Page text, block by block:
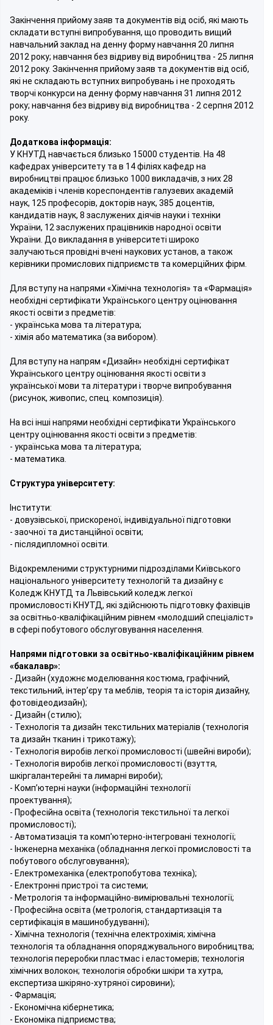
Закінчення прийому заяв та документів від осіб, які мають
складати вступні випробування, що проводить вищий
навчальний заклад на денну форму навчання 20 липня
2012 року; навчання без відриву від виробництва - 25 липня
2012 року. Закінчення прийому заяв та документів від осіб,
які не складають вступних випробувань і не проходять
творчі конкурси на денну форму навчання 31 липня 2012
року; навчання без відриву від виробництва - 2 серпня 2012
року.
Додаткова інформація:
У КНУТД навчається близько 15000 студентів. На 48
кафедрах університету та в 14 філіях кафедр на
виробництві працює близько 1000 викладачів, з них 28
академіків і членів кореспондентів галузевих академій
наук, 125 професорів, докторів наук, 385 доцентів,
кандидатів наук, 8 заслужених діячів науки і техніки
України, 12 заслужених працівників народної освіти
України. До викладання в університеті широко
залучаються провідні вчені наукових установ, а також
керівники промислових підприємств та комерційних фірм.
Для вступу на напрями «Хімічна технологія» та «Фармація»
необхідні сертифікати Українського центру оцінювання
якості освіти з предметів:
- українська мова та література;
- хімія або математика (за вибором).
Для вступу на напрям «Дизайн» необхідні сертифікат
Українського центру оцінювання якості освіти з
української мови та літератури і творче випробування
(рисунок, живопис, спец. композиція).
На всі інші напрями необхідні сертифікати Українського
центру оцінювання якості освіти з предметів:
- українська мова та література;
- математика.
Структура університету:
Інститути:
- довузівської, прискореної, індивідуальної підготовки
- заочної та дистанційної освіти;
- післядипломної освіти.
Відокремленими структурними підрозділами Київського
національного університету технологій та дизайну є
Коледж КНУТД та Львівський коледж легкої
промисловості КНУТД, які здійснюють підготовку фахівців
за освітньо-кваліфікаційним рівнем «молодший спеціаліст»
в сфері побутового обслуговування населення.
Напрями підготовки за освітньо-кваліфікаційним рівнем
«бакалавр»:
- Дизайн (художнє моделювання костюма, графічний,
текстильний, інтер’єру та меблів, теорія та історія дизайну,
фотовідеодизайн);
- Дизайн (стилю);
- Технологія та дизайн текстильних матеріалів (технологія
та дизайн тканин і трикотажу);
- Технологія виробів легкої промисловості (швейні вироби);
- Технологія виробів легкої промисловості (взуття,
шкіргалантерейні та лимарні вироби);
- Комп’ютерні науки (інформаційні технології
проектування);
- Професійна освіта (технологія текстильної та легкої
промисловості);
- Автоматизація та комп'ютерно-інтегровані технології;
- Інженерна механіка (обладнання легкої промисловості та
побутового обслуговування);
- Електромеханіка (електропобутова техніка);
- Електронні пристрої та системи;
- Метрологія та інформаційно-вимірювальні технології;
- Професійна освіта (метрологія, стандартизація та
сертифікація в машинобудуванні);
- Хімічна технологія (технічна електрохімія; хімічна
технологія та обладнання опоряджувального виробництва;
технологія переробки пластмас і еластомерів; технологія
хімічних волокон; технологія обробки шкіри та хутра,
експертиза шкіряно-хутряної сировини);
- Фармація;
- Економічна кібернетика;
- Економіка підприємства;